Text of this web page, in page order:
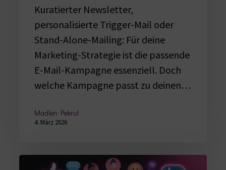
Kuratierter Newsletter,
personalisierte Trigger-Mail oder
Stand-Alone-Mailing: Für deine
Marketing-Strategie ist die passende
E-Mail-Kampagne essenziell. Doch
welche Kampagne passt zu deinen…
Madlen Pekrul
4. März 2026